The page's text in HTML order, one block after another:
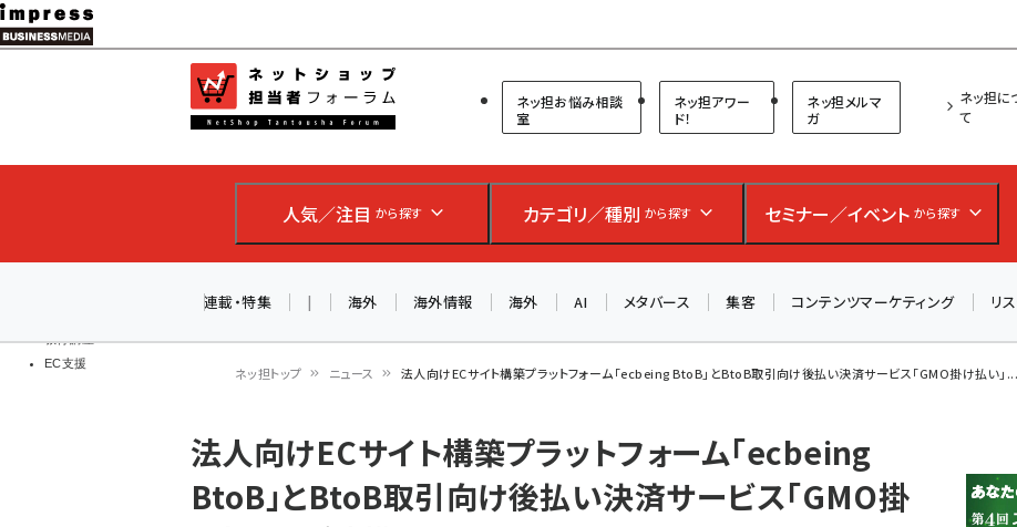
メ
イ
ン
ツ
移
教育講座
EC支援
ネットショップ担当者フォーラム
ネッ担お悩み相談
室
ネッ担アワー
ド！
ネッ担メルマ
ガ
ネッ担に
て
人気／注目 から探す カテゴリ／種別 から探す セミナー／イベント から探す
連載・特集 | 海外 海外情報 海外 AI メタバース 集客 コンテンツマーケティング リ
ン
く
ネッ担トップ ニュース 法人向けECサイト構築プラットフォーム「ecbeing BtoB」とBtoB取引向け後払い決済サービス「GMO掛け払い」...
法人向けECサイト構築プラットフォーム「ecbeing
BtoB」とBtoB取引向け後払い決済サービス「GMO掛